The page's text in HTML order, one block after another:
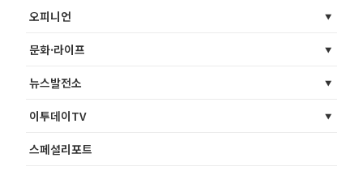
오피니언
문화·라이프
뉴스발전소
이투데이TV
스페셜리포트